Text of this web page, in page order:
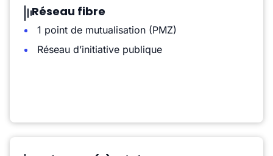
Réseau fibre
1 point de mutualisation (PMZ)
Réseau d’initiative publique